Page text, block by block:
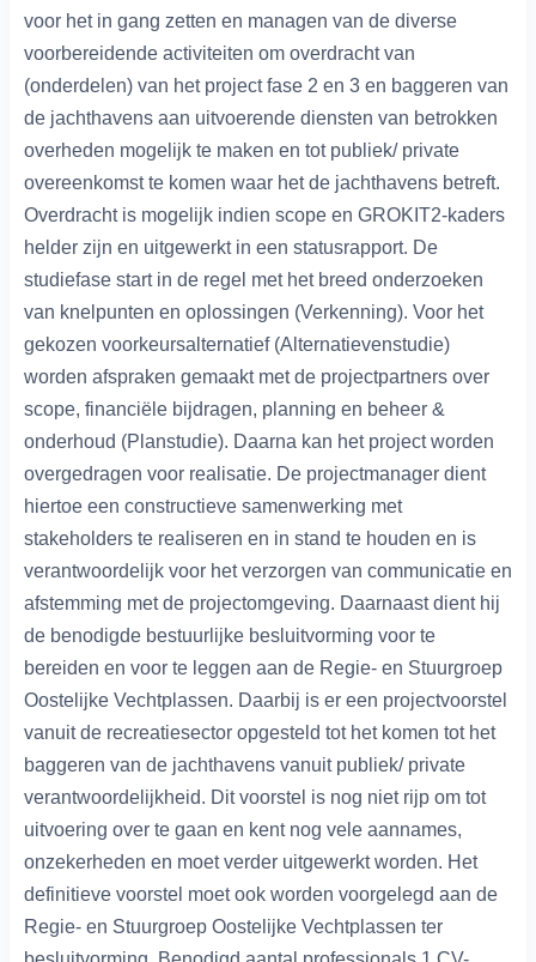
voor het in gang zetten en managen van de diverse
voorbereidende activiteiten om overdracht van
(onderdelen) van het project fase 2 en 3 en baggeren van
de jachthavens aan uitvoerende diensten van betrokken
overheden mogelijk te maken en tot publiek/ private
overeenkomst te komen waar het de jachthavens betreft.
Overdracht is mogelijk indien scope en GROKIT2-kaders
helder zijn en uitgewerkt in een statusrapport. De
studiefase start in de regel met het breed onderzoeken
van knelpunten en oplossingen (Verkenning). Voor het
gekozen voorkeursalternatief (Alternatievenstudie)
worden afspraken gemaakt met de projectpartners over
scope, financiële bijdragen, planning en beheer &
onderhoud (Planstudie). Daarna kan het project worden
overgedragen voor realisatie. De projectmanager dient
hiertoe een constructieve samenwerking met
stakeholders te realiseren en in stand te houden en is
verantwoordelijk voor het verzorgen van communicatie en
afstemming met de projectomgeving. Daarnaast dient hij
de benodigde bestuurlijke besluitvorming voor te
bereiden en voor te leggen aan de Regie- en Stuurgroep
Oostelijke Vechtplassen. Daarbij is er een projectvoorstel
vanuit de recreatiesector opgesteld tot het komen tot het
baggeren van de jachthavens vanuit publiek/ private
verantwoordelijkheid. Dit voorstel is nog niet rijp om tot
uitvoering over te gaan en kent nog vele aannames,
onzekerheden en moet verder uitgewerkt worden. Het
definitieve voorstel moet ook worden voorgelegd aan de
Regie- en Stuurgroep Oostelijke Vechtplassen ter